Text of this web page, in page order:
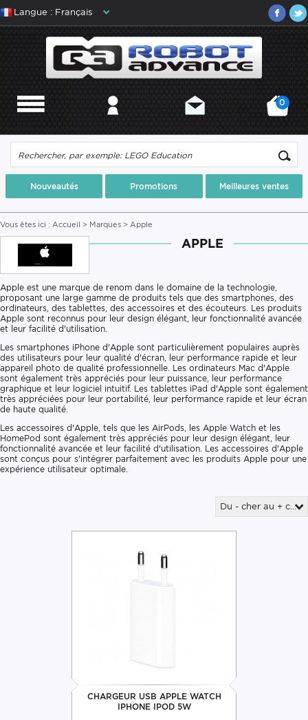
Langue : Français
0
Nouveautés Promotions Meilleures ventes
Vous êtes ici : Accueil > Marques > Apple
APPLE
Apple est une marque de renom dans le domaine de la technologie,
proposant une large gamme de produits tels que des smartphones, des
ordinateurs, des tablettes, des accessoires et des écouteurs. Les produits
Apple sont reconnus pour leur design élégant, leur fonctionnalité avancée
et leur facilité d'utilisation.
Les smartphones iPhone d'Apple sont particulièrement populaires auprès
des utilisateurs pour leur qualité d'écran, leur performance rapide et leur
appareil photo de qualité professionnelle. Les ordinateurs Mac d'Apple
sont également très appréciés pour leur puissance, leur performance
graphique et leur logiciel intuitif. Les tablettes iPad d'Apple sont également
très appréciées pour leur portabilité, leur performance rapide et leur écran
de haute qualité.
Les accessoires d'Apple, tels que les AirPods, les Apple Watch et les
HomePod sont également très appréciés pour leur design élégant, leur
fonctionnalité avancée et leur facilité d'utilisation. Les accessoires d'Apple
sont conçus pour s'intégrer parfaitement avec les produits Apple pour une
expérience utilisateur optimale.
Du - cher au + cher
CHARGEUR USB APPLE WATCH
IPHONE IPOD 5W